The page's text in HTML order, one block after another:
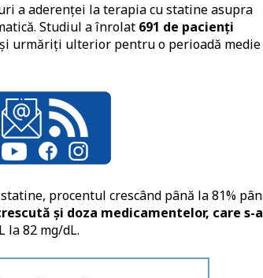
a aderenței la terapia cu statine asupra
Studiul a înrolat 691 de pacienți
urmăriți ulterior pentru o perioadă medie
procentul crescând până la 81%
și doza medicamentelor, care s-a
la 82 mg/dL.